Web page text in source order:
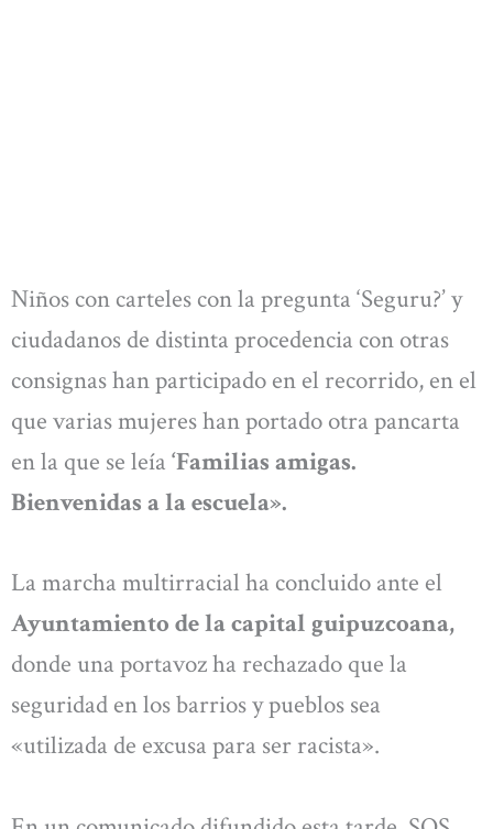
Niños con carteles con la pregunta ‘Seguru?’ y
ciudadanos de distinta procedencia con otras
consignas han participado en el recorrido, en el
que varias mujeres han portado otra pancarta
en la que se leía ‘Familias amigas.
Bienvenidas a la escuela».
La marcha multirracial ha concluido ante el
Ayuntamiento de la capital guipuzcoana,
donde una portavoz ha rechazado que la
seguridad en los barrios y pueblos sea
«utilizada de excusa para ser racista».